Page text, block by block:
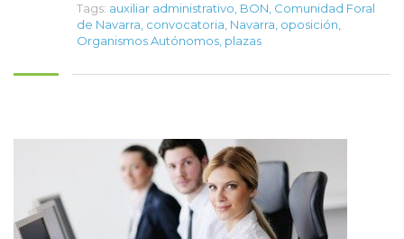
Tags: auxiliar administrativo BON Comunidad Foral
de Navarra convocatoria Navarra oposición
Organismos Autónomos plazas